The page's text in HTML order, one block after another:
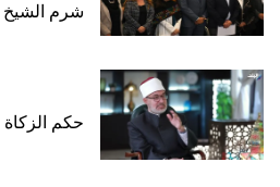
شرم الشيخ
حكم